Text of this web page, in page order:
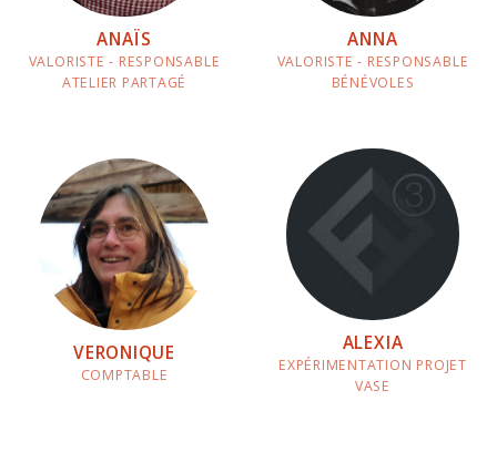
ANAÏS
VALORISTE - RESPONSABLE
ATELIER PARTAGÉ
ANNA
VALORISTE - RESPONSABLE
BÉNÉVOLES
VERONIQUE
COMPTABLE
ALEXIA
EXPÉRIMENTATION PROJET
VASE